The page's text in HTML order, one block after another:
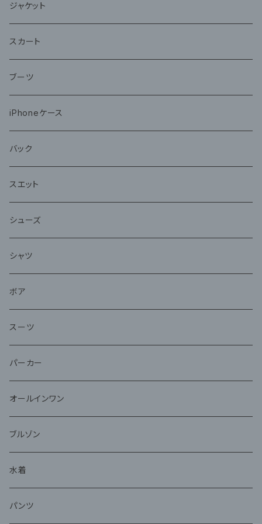
ジャケット
スカート
ブーツ
iPhoneケース
バック
スエット
シューズ
シャツ
ボア
スーツ
パーカー
オールインワン
ブルゾン
水着
パンツ